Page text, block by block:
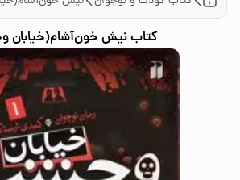
کتابنیش خون‌آشام(خیابان